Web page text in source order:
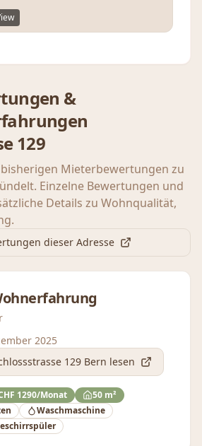
&
129
Mieterbewertungen zu
Einzelne Bewertungen und
Details zu Wohnqualität,
dieser Adresse
2025
129 Bern lesen
1290/Monat
50 m²
Waschmaschine